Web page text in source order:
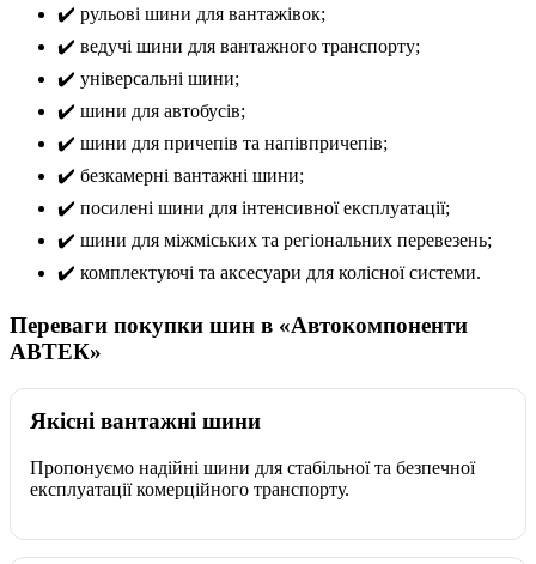
✔️ рульові шини для вантажівок;
✔️ ведучі шини для вантажного транспорту;
✔️ універсальні шини;
✔️ шини для автобусів;
✔️ шини для причепів та напівпричепів;
✔️ безкамерні вантажні шини;
✔️ посилені шини для інтенсивної експлуатації;
✔️ шини для міжміських та регіональних перевезень;
✔️ комплектуючі та аксесуари для колісної системи.
Переваги покупки шин в «Автокомпоненти
АВТЕК»
Якісні вантажні шини
Пропонуємо надійні шини для стабільної та безпечної
експлуатації комерційного транспорту.